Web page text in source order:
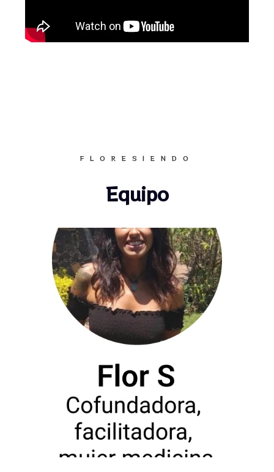
Nuestro enfoque está centrado en ayudar a
conectar a las personas con su sentimiento
autocastigo, la indignidad, la desesperanza o
el automaltrato. Tenemos muchos años de
liberarse de ansiedad, depresión, estrés
postraumático, traumas por abuso, ideación
suicida, fobias, bulimia y anorexia,
adicciones, trastorno obsesivo-compulsivo,
fobia social, trastorno bipolar, rupturas de
pareja, falta de sentido existencial y duelos
por muertes de seres queridos. No solo
acompañamos terapéuticamente sino
también espiritualmente en los procesos de
despertar espiritual del corazón de personas
que empiezan a redescubrirse a sí mismos
desde una mirada despojada de juicios y
llena de amor que los colma de gratitud y
entusiasmo por la vida. Contamos con
FLORESIENDO
Equipo